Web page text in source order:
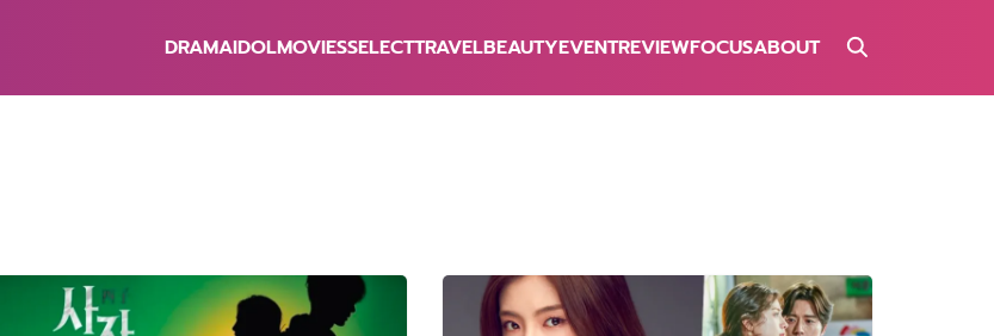
DRAMAIDOLMOVIESSELECTTRAVELBEAUTYEVENTREVIEWFOCUSABOUT